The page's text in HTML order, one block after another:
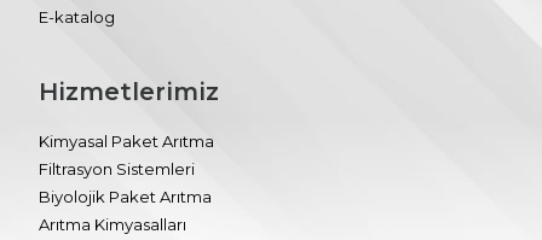
E-katalog
Hizmetlerimiz
Kimyasal Paket Arıtma
Filtrasyon Sistemleri
Biyolojik Paket Arıtma
Arıtma Kimyasalları